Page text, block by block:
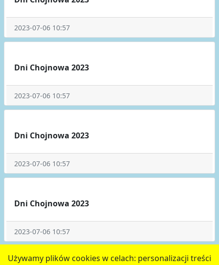
Używamy plików cookies w celach: personalizacji treści
2023-07-06 10:57
Dni Chojnowa 2023
2023-07-06 10:57
Dni Chojnowa 2023
2023-07-06 10:57
Dni Chojnowa 2023
2023-07-06 10:57
poprzednie 5 6 7 8 9 następne